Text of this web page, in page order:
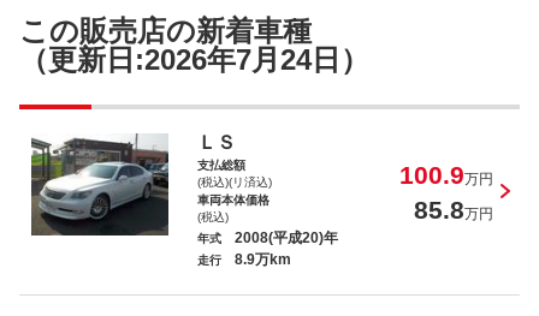
クラウン ロイヤルサルーン
クラウン ロイヤルサルーン プレミア
ム
この販売店の新着車種
（更新日:2026年7月24日）
ＬＳ
支払総額
(税込)(リ済込)
100.9万円
車両本体価格
(税込)
85.8万円
年式 2008(平成20)年
走行 8.9万km